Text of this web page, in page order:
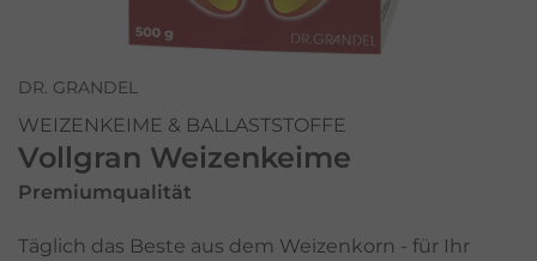
DR. GRANDEL
WEIZENKEIME & BALLASTSTOFFE
Vollgran Weizenkeime
Premiumqualität
Täglich das Beste aus dem Weizenkorn - für Ihr